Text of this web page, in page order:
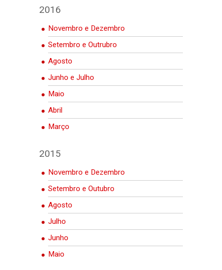
2016
Novembro e Dezembro
Setembro e Outrubro
Agosto
Junho e Julho
Maio
Abril
Março
2015
Novembro e Dezembro
Setembro e Outubro
Agosto
Julho
Junho
Maio